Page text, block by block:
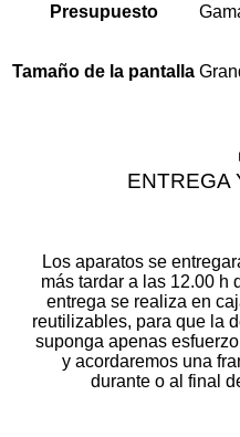
Presupuesto
Tamaño de la pantalla
ENTREGA
Los aparatos se
más tardar a las 12.00 h
entrega se realiza en
reutilizables, para que la
suponga apenas
y acordaremos una
durante o al final